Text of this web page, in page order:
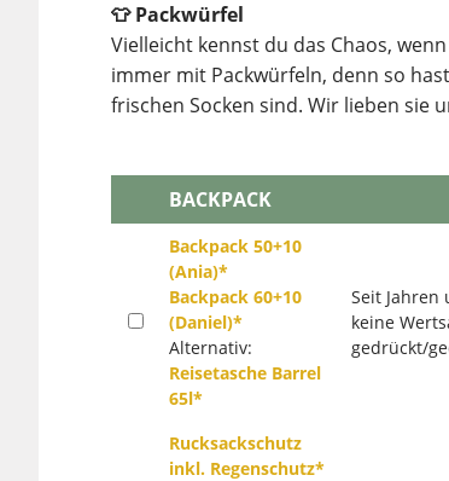
👕 Packwürfel
Vielleicht kennst du das Chaos,
immer mit Packwürfeln, denn so
frischen Socken sind. Wir lieben sie
BACKPACK
Backpack 50+10
(Ania)*
Backpack 60+10
(Daniel)*
Alternativ:
Reisetasche Barrel
65l*
Seit Jahren
keine
gedrückt/
Rucksackschutz
inkl. Regenschutz*